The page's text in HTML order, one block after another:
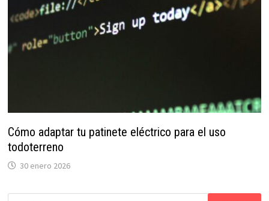
Cómo adaptar tu patinete eléctrico para el uso
todoterreno
30 enero 2026